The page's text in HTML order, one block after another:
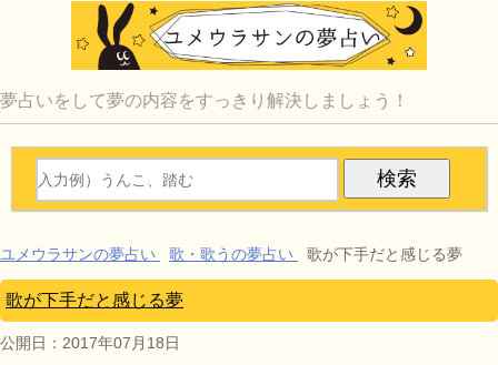
夢占いをして夢の内容をすっきり解決しましょう！
ユメウラサンの夢占い 歌・歌うの夢占い 歌が下手だと感じる夢
歌が下手だと感じる夢
公開日： 2017年07月18日